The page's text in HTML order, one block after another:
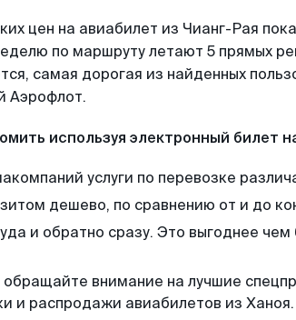
цен на авиабилет из Чианг-Рая
по маршруту летают 5 прямых
самая дорогая из найденных
Аэрофлот.
используя электронный билет
услуги по перевозке
дешево, по сравнению от и до
и обратно сразу. Это выгоднее
обращайте внимание на лучшие
и распродажи авиабилетов из Ханоя.